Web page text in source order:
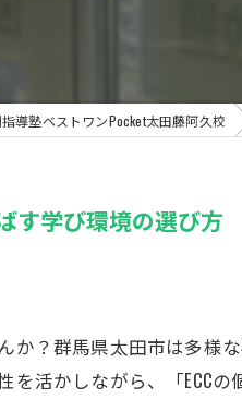
導塾ベストワンPocket太田藤阿久校
す学び環境の選び方
？群馬県太田市は多様
活かしながら、「ECC